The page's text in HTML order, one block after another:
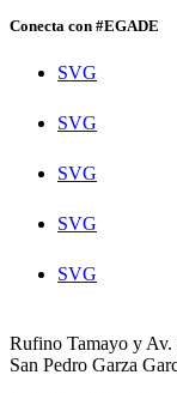
Conecta con #EGADE
SVG
SVG
SVG
SVG
SVG
Rufino Tamayo y Av.
San Pedro Garza